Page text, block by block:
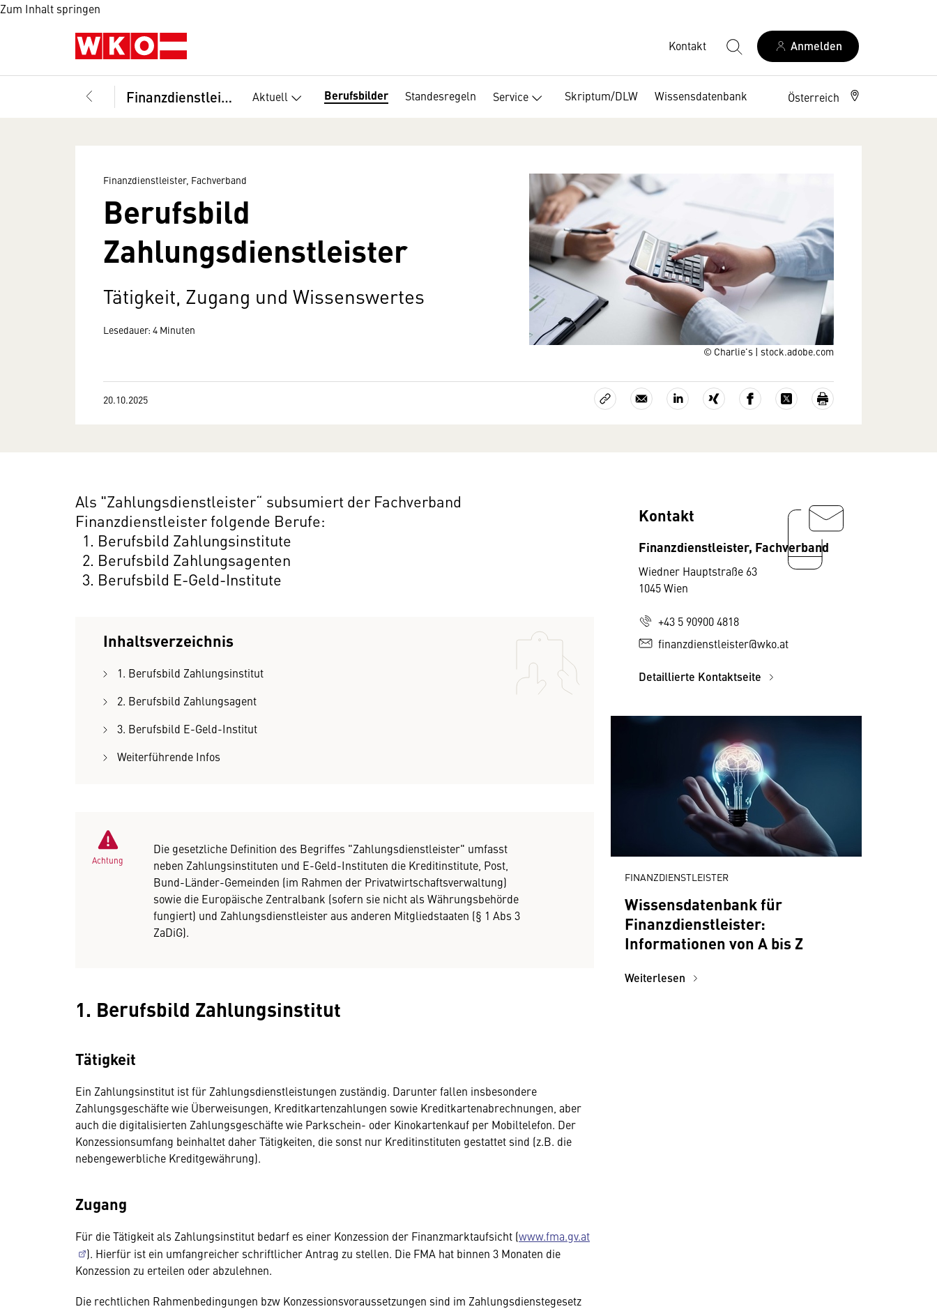
Zum Inhalt springen
Kontakt Anmelden
Finanzdienstleister, Fachverband Aktuell Berufsbilder Standesregeln Service Skriptum/DLW Wissensdatenbank Österreich
© Charlie's | stock.adobe.com
Finanzdienstleister, Fachverband
Berufsbild
Zahlungsdienstleister
Tätigkeit, Zugang und Wissenswertes
Lesedauer: 4 Minuten
20.10.2025
Als "Zahlungsdienstleister“ subsumiert der Fachverband
Finanzdienstleister folgende Berufe:
Berufsbild Zahlungsinstitute
Berufsbild Zahlungsagenten
Berufsbild E-Geld-Institute
Inhaltsverzeichnis
1. Berufsbild Zahlungsinstitut
2. Berufsbild Zahlungsagent
3. Berufsbild E-Geld-Institut
Weiterführende Infos
Achtung
Die gesetzliche Definition des Begriffes "Zahlungsdienstleister" umfasst
neben Zahlungsinstituten und E-Geld-Instituten die Kreditinstitute, Post,
Bund-Länder-Gemeinden (im Rahmen der Privatwirtschaftsverwaltung)
sowie die Europäische Zentralbank (sofern sie nicht als Währungsbehörde
fungiert) und Zahlungsdienstleister aus anderen Mitgliedstaaten (§ 1 Abs 3
ZaDiG).
1. Berufsbild Zahlungsinstitut
Tätigkeit
Ein Zahlungsinstitut ist für Zahlungsdienstleistungen zuständig. Darunter fallen insbesondere
Zahlungsgeschäfte wie Überweisungen, Kreditkartenzahlungen sowie Kreditkartenabrechnungen, aber
auch die digitalisierten Zahlungsgeschäfte wie Parkschein- oder Kinokartenkauf per Mobiltelefon. Der
Konzessionsumfang beinhaltet daher Tätigkeiten, die sonst nur Kreditinstituten gestattet sind (z.B. die
nebengewerbliche Kreditgewährung).
Zugang
Für die Tätigkeit als Zahlungsinstitut bedarf es einer Konzession der Finanzmarktaufsicht (www.fma.gv.at
). Hierfür ist ein umfangreicher schriftlicher Antrag zu stellen. Die FMA hat binnen 3 Monaten die
Konzession zu erteilen oder abzulehnen.
Die rechtlichen Rahmenbedingungen bzw Konzessionsvoraussetzungen sind im Zahlungsdienstegesetz
Kontakt
Finanzdienstleister, Fachverband
Wiedner Hauptstraße 63
1045 Wien
+43 5 90900 4818
finanzdienstleister@wko.at
Detaillierte Kontaktseite
FINANZDIENSTLEISTER
Wissensdatenbank für
Finanzdienstleister:
Informationen von A bis Z
Weiterlesen